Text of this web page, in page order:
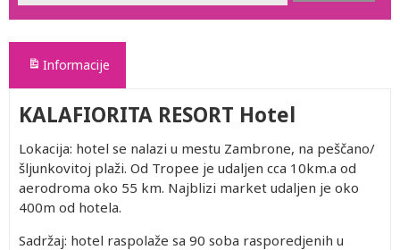
Informacije
KALAFIORITA RESORT Hotel
Lokacija: hotel se nalazi u mestu Zambrone, na peščano/
šljunkovitoj plaži. Od Tropee je udaljen cca 10km.a od
aerodroma oko 55 km. Najblizi market udaljen je oko
400m od hotela.
Sadržaj: hotel raspolaže sa 90 soba rasporedjenih u